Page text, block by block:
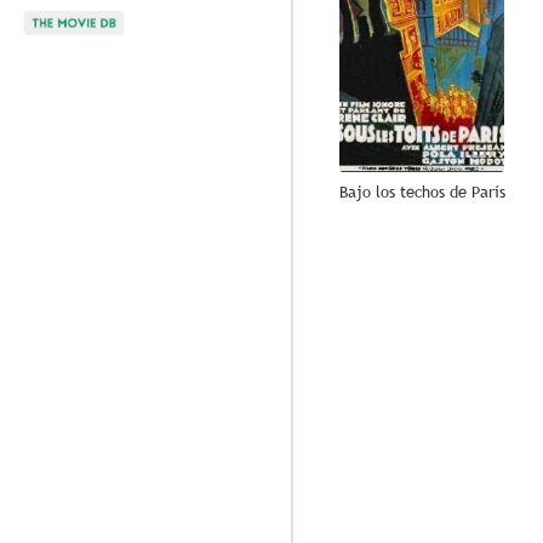
Bajo los techos de París